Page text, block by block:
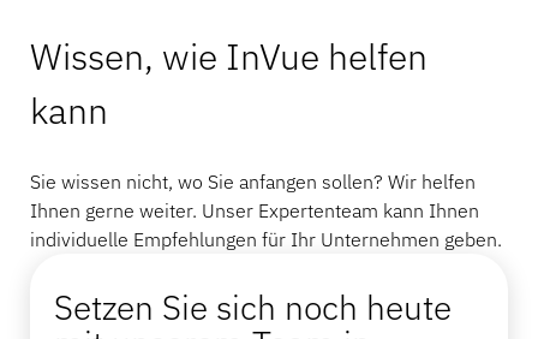
Wissen, wie InVue helfen
kann
Sie wissen nicht, wo Sie anfangen sollen? Wir helfen
Ihnen gerne weiter. Unser Expertenteam kann Ihnen
individuelle Empfehlungen für Ihr Unternehmen geben.
Setzen Sie sich noch heute